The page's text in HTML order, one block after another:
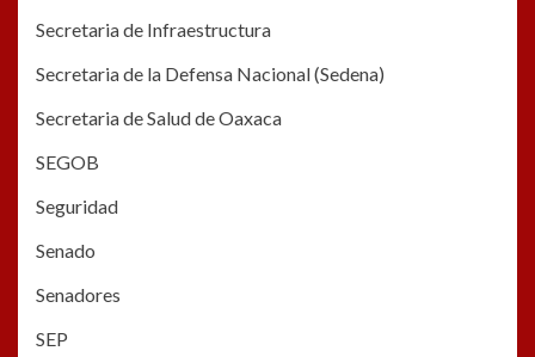
Secretaria de Infraestructura
Secretaria de la Defensa Nacional (Sedena)
Secretaria de Salud de Oaxaca
SEGOB
Seguridad
Senado
Senadores
SEP